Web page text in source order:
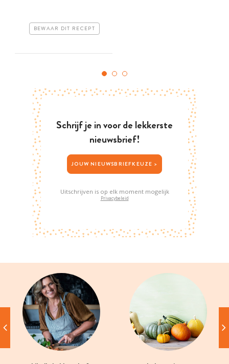
BEWAAR DIT RECEPT
Schrijf je in voor de lekkerste
nieuwsbrief!
JOUW NIEUWSBRIEFKEUZE >
Uitschrijven is op elk moment mogelijk
Privacybeleid